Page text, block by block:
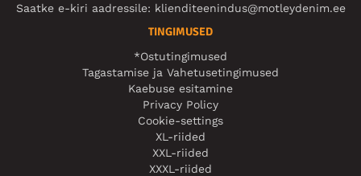
Saatke e-kiri aadressile: klienditeenindus@motleydenim.ee
TINGIMUSED
*Ostutingimused
Tagastamise ja Vahetusetingimused
Kaebuse esitamine
Privacy Policy
Cookie-settings
XL-riided
XXL-riided
XXXL-riided